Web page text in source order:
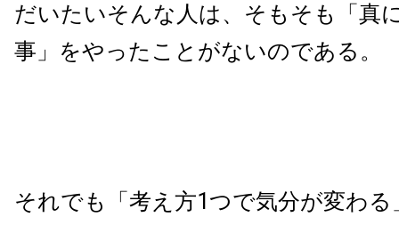
だいたいそんな人は、そもそも「真
事」をやったことがないのである。
それでも「考え方1つで気分が変わ